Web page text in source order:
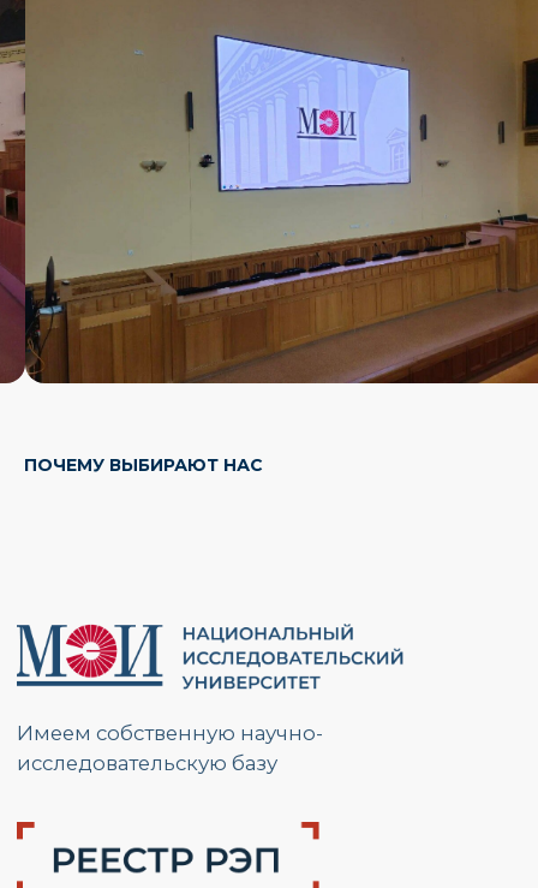
ПОЧЕМУ ВЫБИРАЮТ НАС
Имеем собственное ПО, находящееся
Обеспечения
Наш
Будем на связи!